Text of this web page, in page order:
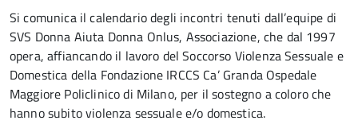
Si comunica il calendario degli incontri tenuti dall’equipe di
SVS Donna Aiuta Donna Onlus, Associazione, che dal 1997
opera, affiancando il lavoro del Soccorso Violenza Sessuale e
Domestica della Fondazione IRCCS Ca’ Granda Ospedale
Maggiore Policlinico di Milano, per il sostegno a coloro che
hanno subito violenza sessuale e/o domestica.